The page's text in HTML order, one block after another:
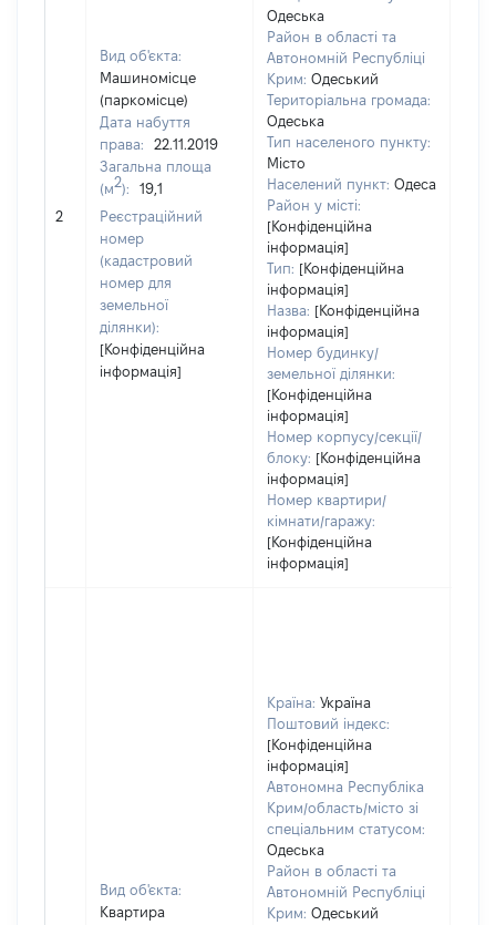
2
Вид об'єкта:
Машиномісце
(паркомісце)
Дата набуття
права:
22.11.2019
Загальна площа
(м2):
19,1
Реєстраційний
номер
(кадастровий
номер для
земельної
ділянки):
[Конфіденційна
інформація]
Одеська
Район в області та
Автономній Республіці
Крим: Одеський
Територіальна громада:
Одеська
Тип населеного пункту:
Місто
Населений пункт: Одеса
Район у місті:
[Конфіденційна
інформація]
Тип: [Конфіденційна
інформація]
Назва: [Конфіденційна
інформація]
Номер будинку/
земельної ділянки:
[Конфіденційна
інформація]
Номер корпусу/секції/
блоку: [Конфіденційна
інформація]
Номер квартири/
кімнати/гаражу:
[Конфіденційна
інформація]
Вид об'єкта:
Квартира
Країна: Україна
Поштовий індекс:
[Конфіденційна
інформація]
Автономна Республіка
Крим/область/місто зі
спеціальним статусом:
Одеська
Район в області та
Автономній Республіці
Крим: Одеський